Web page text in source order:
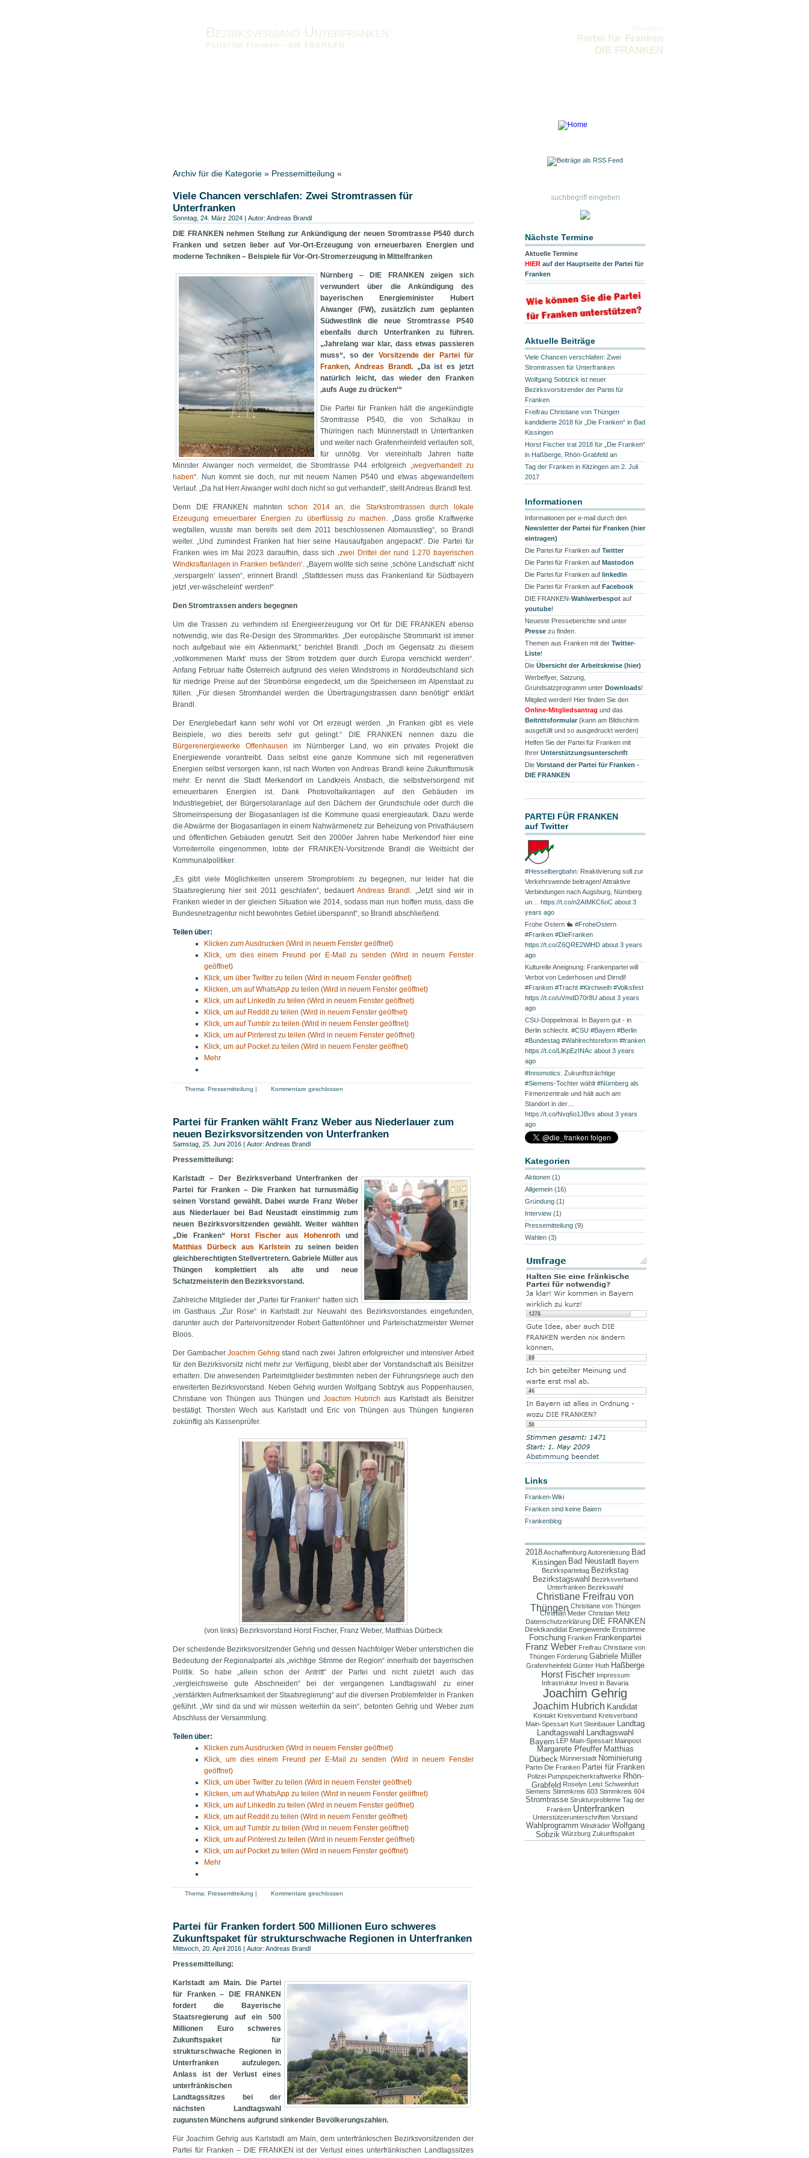
Hauptseite
Partei für Franken
DIE FRANKEN
Bezirksverband Unterfranken
Partei für Franken – DIE FRANKEN
Archiv für die Kategorie » Pressemitteilung «
Viele Chancen verschlafen: Zwei Stromtrassen für
Unterfranken
Sonntag, 24. März 2024 | Autor: Andreas Brandl
DIE FRANKEN nehmen Stellung zur Ankündigung der neuen Stromtrasse P540 durch
Franken und setzen lieber auf Vor-Ort-Erzeugung von erneuerbaren Energien und
moderne Techniken – Beispiele für Vor-Ort-Stromerzeugung in Mittelfranken
Nürnberg – DIE FRANKEN zeigen sich
verwundert über die Ankündigung des
bayerischen Energieminister Hubert
Aiwanger (FW), zusätzlich zum geplanten
Südwestlink die neue Stromtrasse P540
ebenfalls durch Unterfranken zu führen.
„Jahrelang war klar, dass etwas passieren
muss“, so der Vorsitzende der Partei für
Franken, Andreas Brandl . „Da ist es jetzt
natürlich leicht, das wieder den Franken
‚aufs Auge zu drücken‘“
Die Partei für Franken hält die angekündigte
Stromtrasse P540, die von Schalkau in
Thüringen nach Münnerstadt in Unterfranken
und weiter nach Grafenrheinfeld verlaufen soll,
für unnötig. Vor viereinhalb Jahren hatte
Minister Aiwanger noch vermeldet, die Stromtrasse P44 erfolgreich „wegverhandelt zu
haben“. Nun kommt sie doch, nur mit neuem Namen P540 und etwas abgewandeltem
Verlauf. „Da hat Herr Aiwanger wohl doch nicht so gut verhandelt“, stellt Andreas Brandl fest.
Denn DIE FRANKEN mahnten schon 2014 an, die Starkstromtrassen durch lokale
Erzeugung erneuerbarer Energien zu überflüssig zu machen. „Dass große Kraftwerke
wegfallen, wusste man bereits seit dem 2011 beschlossenen Atomausstieg“, so Brandl
weiter. „Und zumindest Franken hat hier seine Hausaufgaben angepackt“. Die Partei für
Franken wies im Mai 2023 daraufhin, dass sich ‚zwei Drittel der rund 1.270 bayerischen
Windkraftanlagen in Franken befänden‘. „Bayern wollte sich seine ‚schöne Landschaft‘ nicht
‚verspargeln‘ lassen“, erinnert Brandl. „Stattdessen muss das Frankenland für Südbayern
jetzt ‚ver-wäscheleint‘ werden!“
Den Stromtrassen anders begegnen
Um die Trassen zu verhindern ist Energieerzeugung vor Ort für DIE FRANKEN ebenso
notwendig, wie das Re-Design des Strommarktes. „Der europäische Strommarkt ist immer
noch aufgebaut wie ein Aktienmarkt,“ berichtet Brandl. „Doch im Gegensatz zu diesem
‚vollkommenen Markt‘ muss der Strom trotzdem quer durch Europa verschickt werden“.
Anfang Februar hatte Österreich aufgrund des vielen Windstroms in Norddeutschland sich
für niedrige Preise auf der Strombörse eingedeckt, um die Speicherseen im Alpenstaat zu
füllen. „Für diesen Stromhandel werden die Übertragungstrassen dann benötigt“ erklärt
Brandl.
Der Energiebedarf kann sehr wohl vor Ort erzeugt werden. „In Franken gibt es viele
Beispiele, wo dies bereits sehr gut gelingt.“ DIE FRANKEN nennen dazu die
Bürgerenergiewerke Offenhausen im Nürnberger Land, wo ein privates Projekt die
Energiewende vorantreibt. Dass selbst eine ganze Kommune sich mit regenerativen
Energien selbst versorgen kann, ist nach Worten von Andreas Brandl keine Zukunftsmusik
mehr. Er nennt die Stadt Merkendorf im Landkreis Ansbach, die selbstversorgend mit
erneuerbaren Energien ist. Dank Photovoltaikanlagen auf den Gebäuden im
Industriegebiet, der Bürgersolaranlage auf den Dächern der Grundschule oder durch die
Stromeinspeisung der Biogasanlagen ist die Kommune quasi energieautark. Dazu werde
die Abwärme der Biogasanlagen in einem Nahwärmenetz zur Beheizung von Privathäusern
und öffentlichen Gebäuden genutzt. Seit den 2000er Jahren habe Merkendorf hier eine
Vorreiterrolle eingenommen, lobte der FRANKEN-Vorsitzende Brandl die Weitsicht der
Kommunalpolitiker.
„Es gibt viele Möglichkeiten unserem Stromproblem zu begegnen, nur leider hat die
Staatsregierung hier seit 2011 geschlafen“, bedauertAndreas Brandl . „Jetzt sind wir in
Franken wieder in der gleichen Situation wie 2014, sodass man nun hoffen muss, dass die
Bundesnetzagentur nicht bewohntes Gebiet überspannt“, so Brandl abschließend.
Teilen über:
Klicken zum Ausdrucken (Wird in neuem Fenster geöffnet)
Klick, um dies einem Freund per E-Mail zu senden (Wird in neuem Fenster
geöffnet)
Klick, um über Twitter zu teilen (Wird in neuem Fenster geöffnet)
Klicken, um auf WhatsApp zu teilen (Wird in neuem Fenster geöffnet)
Klick, um auf LinkedIn zu teilen (Wird in neuem Fenster geöffnet)
Klick, um auf Reddit zu teilen (Wird in neuem Fenster geöffnet)
Klick, um auf Tumblr zu teilen (Wird in neuem Fenster geöffnet)
Klick, um auf Pinterest zu teilen (Wird in neuem Fenster geöffnet)
Klick, um auf Pocket zu teilen (Wird in neuem Fenster geöffnet)
Mehr
Thema: Pressemitteilung | Kommentare geschlossen
Partei für Franken wählt Franz Weber aus Niederlauer zum
neuen Bezirksvorsitzenden von Unterfranken
Samstag, 25. Juni 2016 | Autor: Andreas Brandl
Pressemitteilung:
Karlstadt – Der Bezirksverband Unterfranken der
Partei für Franken – Die Franken hat turnusmäßig
seinen Vorstand gewählt. Dabei wurde Franz Weber
aus Niederlauer bei Bad Neustadt einstimmig zum
neuen Bezirksvorsitzenden gewählt. Weiter wählten
„Die Franken“
Horst Fischer aus Hohenroth und
Matthias Dürbeck aus Karlstein zu seinen beiden
gleichberechtigten Stellvertretern. Gabriele Müller aus
Thüngen komplettiert als alte und neue
Schatzmeisterin den Bezirksvorstand.
Zahlreiche Mitglieder der „Partei für Franken“ hatten sich
im Gasthaus „Zur Rose“ in Karlstadt zur Neuwahl des Bezirksvorstandes eingefunden,
darunter auch der Parteivorsitzender Robert Gattenlöhner und Parteischatzmeister Werner
Bloos.
Der GambacherJoachim Gehrig stand nach zwei Jahren erfolgreicher und intensiver Arbeit
für den Bezirksvorsitz nicht mehr zur Verfügung, bleibt aber der Vorstandschaft als Beisitzer
erhalten. Die anwesenden Parteimitglieder bestimmten neben der Führungsriege auch den
erweiterten Bezirksvorstand. Neben Gehrig wurden Wolfgang Sobtzyk aus Poppenhausen,
Christiane von Thüngen aus Thüngen undJoachim Hubrich aus Karlstadt als Beisitzer
bestätigt. Thorsten Wech aus Karlstadt und Eric von Thüngen aus Thüngen fungieren
zukünftig als Kassenprüfer.
(von links) Bezirksvorstand Horst Fischer, Franz Weber, Matthias Dürbeck
Der scheidende Bezirksvorsitzender Gehrig und dessen Nachfolger Weber unterstrichen die
Bedeutung der Regionalpartei als „wichtige Stimme der Region“ innerhalb der bayerischen
Politik. So habe „allein schon der Antritt“ der Partei und nicht zuletzt auch das
„vergleichsweise gute Abschneiden“ bei der vergangenen Landtagswahl zu einer
„verstärkten Aufmerksamkeit der Staatsregierung“ auf die diversen Problemfelder in Franken
geführt. „Wir sind da und wir müssen weiterhin da sein“, betonten Gehrig und Weber zum
Abschluss der Versammlung.
Teilen über:
Klicken zum Ausdrucken (Wird in neuem Fenster geöffnet)
Klick, um dies einem Freund per E-Mail zu senden (Wird in neuem Fenster
geöffnet)
Klick, um über Twitter zu teilen (Wird in neuem Fenster geöffnet)
Klicken, um auf WhatsApp zu teilen (Wird in neuem Fenster geöffnet)
Klick, um auf LinkedIn zu teilen (Wird in neuem Fenster geöffnet)
Klick, um auf Reddit zu teilen (Wird in neuem Fenster geöffnet)
Klick, um auf Tumblr zu teilen (Wird in neuem Fenster geöffnet)
Klick, um auf Pinterest zu teilen (Wird in neuem Fenster geöffnet)
Klick, um auf Pocket zu teilen (Wird in neuem Fenster geöffnet)
Mehr
Thema: Pressemitteilung | Kommentare geschlossen
Partei für Franken fordert 500 Millionen Euro schweres
Zukunftspaket für strukturschwache Regionen in Unterfranken
Mittwoch, 20. April 2016 | Autor: Andreas Brandl
Pressemitteilung:
Karlstadt am Main. Die Partei
für Franken – DIE FRANKEN
fordert die Bayerische
Staatsregierung auf ein 500
Millionen Euro schweres
Zukunftspaket für
strukturschwache Regionen in
Unterfranken aufzulegen.
Anlass ist der Verlust eines
unterfränkischen
Landtagssitzes bei der
nächsten Landtagswahl
zugunsten Münchens aufgrund sinkender Bevölkerungszahlen.
Für Joachim Gehrig aus Karlstadt am Main, dem unterfränkischen Bezirksvorsitzenden der
Partei für Franken – DIE FRANKEN ist der Verlust eines unterfränkischen Landtagssitzes
Nächste Termine
Aktuelle Termine
HIER auf der Hauptseite der Partei für
Franken
Aktuelle Beiträge
Viele Chancen verschlafen: Zwei
Stromtrassen für Unterfranken
Wolfgang Sobtzick ist neuer
Bezirksvorsitzender der Partei für
Franken
Freifrau Christiane von Thüngen
kandidierte 2018 für „Die Franken“ in Bad
Kissingen
Horst Fischer trat 2018 für „Die Franken“
in Haßberge, Rhön-Grabfeld an
Tag der Franken in Kitzingen am 2. Juli
2017
Informationen
Informationen per e-mail durch den
Newsletter der Partei für Franken (hier
eintragen)
Die Partei für Franken auf Twitter
Die Partei für Franken auf Mastodon
Die Partei für Franken auf linkedin
Die Partei für Franken auf Facebook
DIE FRANKEN-Wahlwerbespot auf
youtube!
Neueste Presseberichte sind unter
Presse zu finden.
Themen aus Franken mit der Twitter-
Liste!
Die Übersicht der Arbeitskreise (hier)
Werbeflyer, Satzung,
Grundsatzprogramm unter Downloads!
Mitglied werden! Hier finden Sie den
Online-Mitgliedsantrag und das
Beitrittsformular (kann am Bildschirm
ausgefüllt und so ausgedruckt werden)
Helfen Sie der Partei für Franken mit
Ihrer Unterstützungsunterschrift
Die Vorstand der Partei für Franken -
DIE FRANKEN
PARTEI FÜR FRANKEN
auf Twitter
#Hesselbergbahn: Reaktivierung soll zur
Verkehrswende beitragen! Attraktive
Verbindungen nach Augsburg, Nürnberg
un… https://t.co/n2AIMKC6oC about 3
years ago
Frohe Ostern 🐇 #FroheOstern
#Franken #DieFranken
https://t.co/Z6QRE2WlHD about 3 years
ago
Kulturelle Aneignung: Frankenpartei will
Verbot von Lederhosen und Dirndl!
#Franken #Tracht #Kirchweih #Volksfest
https://t.co/uVmdD70r8U about 3 years
ago
CSU-Doppelmoral. In Bayern gut - in
Berlin schlecht. #CSU #Bayern #Berlin
#Bundestag #Wahlrechtsreform #franken
https://t.co/LlKpEzINAc about 3 years
ago
#Innomotics: Zukunftsträchtige
#Siemens-Tochter wählt #Nürnberg als
Firmenzentrale und hält auch am
Standort in der…
https://t.co/Nvq6o1JBvs about 3 years
ago
Kategorien
Aktionen (1)
Allgemein (16)
Gründung (1)
Interview (1)
Pressemitteilung (9)
Wahlen (3)
Links
Franken-Wiki
Franken sind keine Baiern
Frankenblog
2018 Aschaffenburg Autorenlesung Bad
Kissingen Bad Neustadt Bayern
Bezirksparteitag Bezirkstag
Bezirkstagswahl Bezirksverband
Unterfranken Bezirkswahl
Christiane Freifrau von
Thüngen Christiane von Thüngen
Christian Meder Christian Metz
Datenschutzerklärung DIE FRANKEN
Direktkandidat Energiewende Erststimme
Forschung Franken Frankenpartei
Franz Weber Freifrau Christiane von
Thüngen Förderung Gabriele Müller
Grafenrheinfeld Günter Huth Haßberge
Horst Fischer Impressum
Infrastruktur Invest in Bavaria
Joachim Gehrig
Joachim Hubrich Kandidat
Kontakt Kreisverband Kreisverband
Main-Spessart Kurt Steinbauer Landtag
Landtagswahl Landtagswahl
Bayern LEP Main-Spessart Mainpost
Margarete Pfeuffer Matthias
Dürbeck Münnerstadt Nominierung
Partei Die Franken Partei für Franken
Polizei Pumpspeicherkraftwerke Rhön-
Grabfeld Roselyn Leist Schweinfurt
Siemens Stimmkreis 603 Stimmkreis 604
Stromtrasse Strukturprobleme Tag der
Franken Unterfranken
Unterstützerunterschriften Vorstand
Wahlprogramm Windräder Wolfgang
Sobzik Würzburg Zukunftspaket